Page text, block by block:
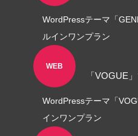
WordPressテーマ「
ルインワンプラン
WEB
「VOGUE
WordPressテーマ「
インワンプラン